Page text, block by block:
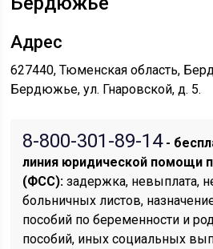
Адрес
627440, Тюменская область,
Бердюжье, ул. Гнаровской, д. 5.
8-800-301-89-14-
линия юридической помощи
(ФСС): задержка, невыплата,
больничных листов,
пособий по беременности и
пособий, иных социальных